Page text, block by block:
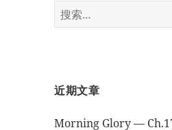
搜
索：
近期文章
Morning Glory —